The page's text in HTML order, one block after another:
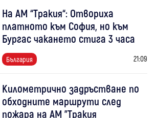
На АМ “Тракия“: Отвориха
платното към София, но към
Бургас чакането стига 3 часа
България 21:09
Километрично задръстване по
обходните маршрути след
пожара на АМ "Тракия